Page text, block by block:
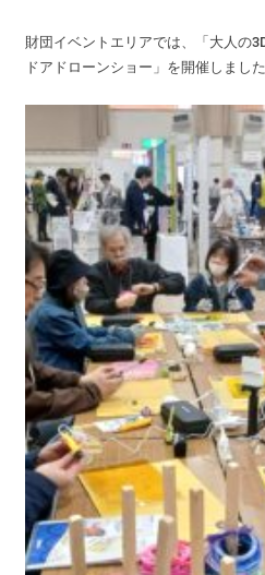
財団イベントエリアでは、「大人の
ドアドローンショー」を開催しました